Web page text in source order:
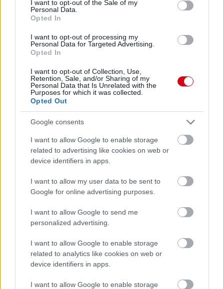
I want to opt-out of the Sale of my
Personal Data.
Opted In
I want to opt-out of processing my
Personal Data for Targeted Advertising.
Opted In
I want to opt-out of Collection, Use,
Retention, Sale, and/or Sharing of my
Personal Data that Is Unrelated with the
Purposes for which it was collected.
Opted Out
Google consents
I want to allow Google to enable storage
related to advertising like cookies on web or
device identifiers in apps.
I want to allow my user data to be sent to
Google for online advertising purposes.
I want to allow Google to send me
personalized advertising.
I want to allow Google to enable storage
related to analytics like cookies on web or
device identifiers in apps.
I want to allow Google to enable storage
a ManUtdFanatics.hu működését!
Kapcsolódó hírek
UTAZÁS
KÖZÖS UTAZÁSOK
SZURKOLÓI KLUB
JELENTKEZÉS 2019/20